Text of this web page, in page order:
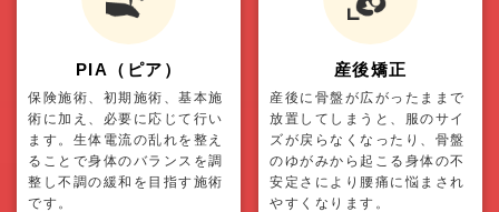
PIA（ピア）
保険施術、初期施術、基本施
術に加え、必要に応じて行い
ます。生体電流の乱れを整え
ることで身体のバランスを調
整し不調の緩和を目指す施術
です。
産後矯正
産後に骨盤が広がったままで
放置してしまうと、服のサイ
ズが戻らなくなったり、骨盤
のゆがみから起こる身体の不
安定さにより腰痛に悩まされ
やすくなります。